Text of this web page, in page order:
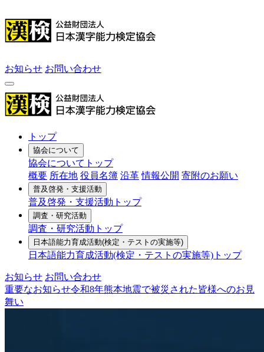
お知らせ お問い合わせ
トップ
協会について
協会についてトップ
概要 所在地 役員名簿 沿革 情報公開 寄附のお願い
普及啓発・支援活動
普及啓発・支援活動トップ
調査・研究活動
調査・研究活動トップ
日本語能力育成活動(検定・テストの実施等)
日本語能力育成活動(検定・テストの実施等)トップ
お知らせ お問い合わせ
重要なお知らせ令和8年熊本地震で被災された皆様へのお見
舞い